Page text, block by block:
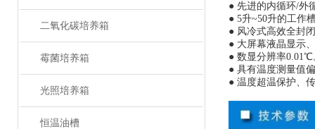
二氧化碳培养箱
霉菌培养箱
光照培养箱
恒温油槽
● 先进的内循环/外
● 5升~50升的工作
● 风冷式高效全封
● 大屏幕液晶显示
● 数显分辨率0.01℃
● 具有温度测量值
● 温度超温保护、